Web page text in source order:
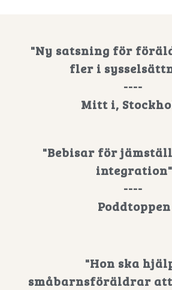
"Ny satsning för
fler i
----
Mitt i,
"Bebisar för
integration"
----
Poddtoppen
"Hon ska
småbarnsföräldrar